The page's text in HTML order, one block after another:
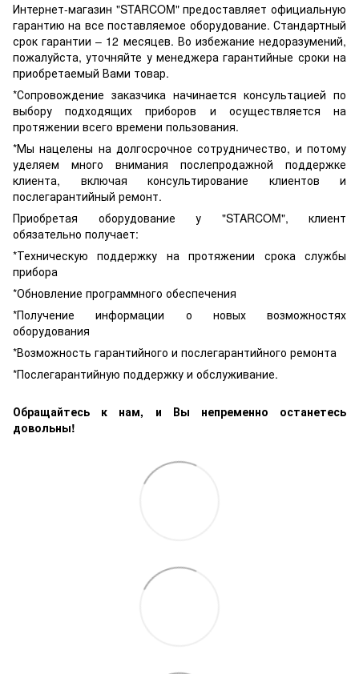
Интернет-магазин "STARCOM" предоставляет официальную
гарантию на все поставляемое оборудование. Стандартный
срок гарантии – 12 месяцев. Во избежание недоразумений,
пожалуйста, уточняйте у менеджера гарантийные сроки на
приобретаемый Вами товар.
*Сопровождение заказчика начинается консультацией по
выбору подходящих приборов и осуществляется на
протяжении всего времени пользования.
*Мы нацелены на долгосрочное сотрудничество, и потому
уделяем много внимания послепродажной поддержке
клиента, включая консультирование клиентов и
послегарантийный ремонт.
Приобретая оборудование у "STARCOM", клиент
обязательно получает:
*Техническую поддержку на протяжении срока службы
прибора
*Обновление программного обеспечения
*Получение информации о новых возможностях
оборудования
*Возможность гарантийного и послегарантийного ремонта
*Послегарантийную поддержку и обслуживание.
Обращайтесь к нам, и Вы непременно останетесь
довольны!